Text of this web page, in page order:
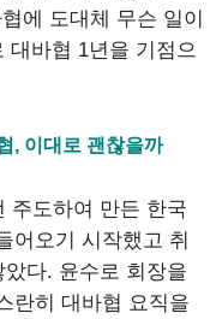
에 도대체 무슨 일이
대바협 1년을 기점으
, 이대로 괜찮을까
주도하여 만든 한국
어오기 시작했고 취
다. 윤수로 회장을
란히 대바협 요직을